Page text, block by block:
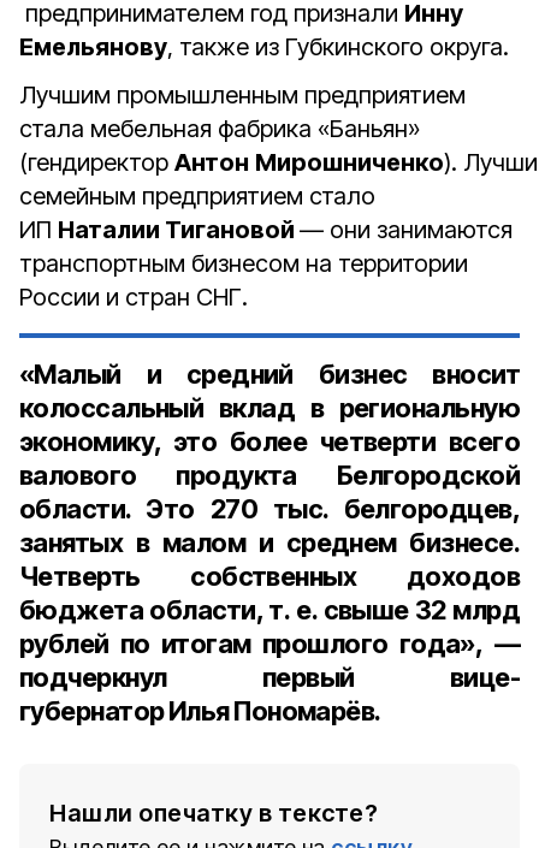
предпринимателем год признали Инну
Емельянову, также из Губкинского округа.
Лучшим промышленным предприятием
стала мебельная фабрика «Баньян»
(гендиректор Антон Мирошниченко).
семейным предприятием стало
ИП Наталии Тигановой — они занимаются
транспортным бизнесом на территории
России и стран СНГ.
«Малый и средний бизнес
вносит
колоссальный вклад в региональную
экономику, это более четверти всего
валового продукта Белгородской
области. Это 270 тыс. белгородцев,
занятых в малом и среднем бизнесе.
Четверть собственных доходов
бюджета области, т. е. свыше 32 млрд
рублей по итогам прошлого года», —
подчеркнул первый вице-
губернаторИльяПономарёв.
Нашли опечатку в тексте?